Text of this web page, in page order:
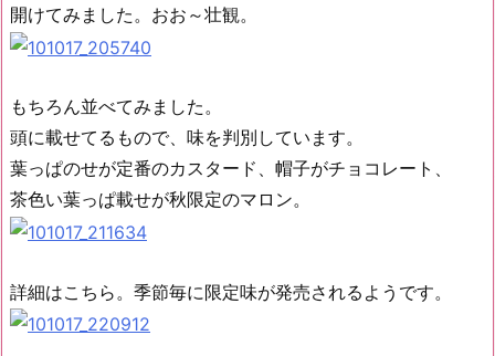
開けてみました。おお～壮観。
もちろん並べてみました。
頭に載せてるもので、味を判別しています。
葉っぱのせが定番のカスタード、帽子がチョコレート、
茶色い葉っぱ載せが秋限定のマロン。
詳細はこちら。季節毎に限定味が発売されるようです。